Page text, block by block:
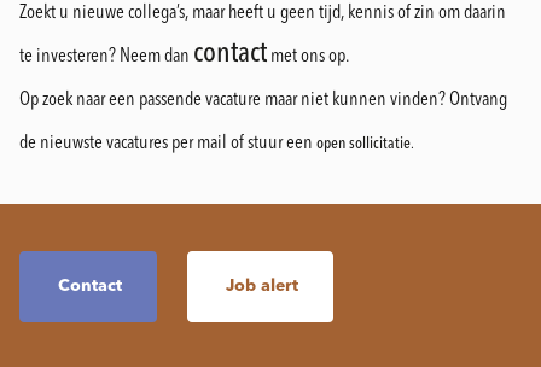
Zoekt u nieuwe collega’s, maar heeft u geen tijd, kennis of zin om daarin
te investeren? Neem dan contact met ons op.
Op zoek naar een passende vacature maar niet kunnen vinden? Ontvang
de nieuwste vacatures per mail of stuur een open sollicitatie.
Contact Job alert